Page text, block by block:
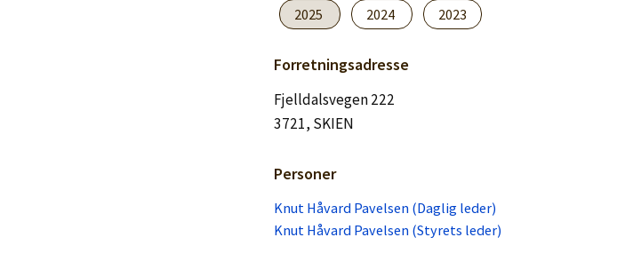
2025 2024 2023
Forretningsadresse
Fjelldalsvegen 222
3721, SKIEN
Personer
Knut Håvard Pavelsen (Daglig leder)
Knut Håvard Pavelsen (Styrets leder)